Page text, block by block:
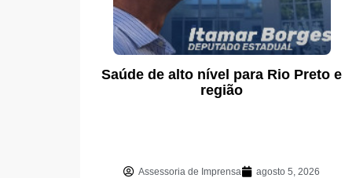
Saúde de alto nível para Rio Preto e
região
Assessoria de Imprensa agosto 5, 2026